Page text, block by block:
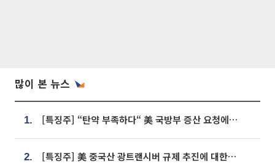
많이 본 뉴스
1. [특징주] “탄약 부족하다“ 美 국방부 증산 요청에⋯국내 방산주 급등세
2. [특징주] 美 중국산 광트랜시버 규제 추진에 대한광통신 등 광통신株 강세